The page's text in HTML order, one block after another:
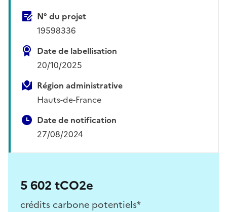
N° du projet
19598336
Date de labellisation
20/10/2025
Région administrative
Hauts-de-France
Date de notification
27/08/2024
5 602 tCO2e
crédits carbone potentiels*